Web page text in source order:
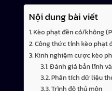
Nội dung bài viết
Kèo phạt đền có/không
Công thức tính kèo phạt
Kinh nghiệm cược kèo
Đánh giá bản lĩnh
Phân tích dữ liệu
Trình độ thủ môn